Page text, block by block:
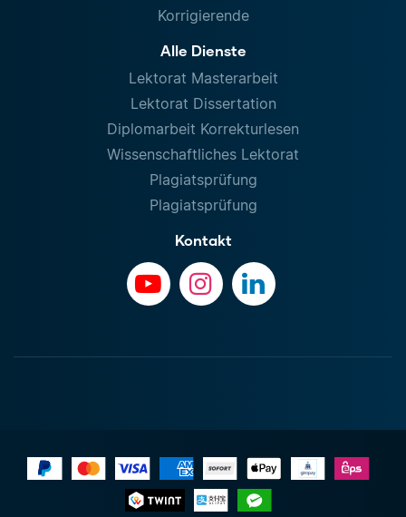
Korrigierende
Alle Dienste
Lektorat Masterarbeit
Lektorat Dissertation
Diplomarbeit Korrekturlesen
Wissenschaftliches Lektorat
Plagiatsprüfung
Plagiatsprüfung
Kontakt